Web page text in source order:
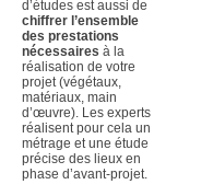
d’études est aussi de
chiffrer l’ensemble
des prestations
nécessaires à la
réalisation de votre
projet (végétaux,
matériaux, main
d’œuvre). Les experts
réalisent pour cela un
métrage et une étude
précise des lieux en
phase d’avant-projet.